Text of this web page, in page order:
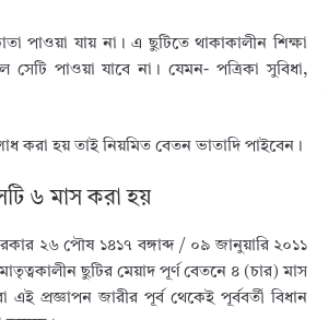
পাওয়া যায় না। এ ছুটিতে থাকাকালীন শিক্ষা
পাওয়া যাবে না। যেমন- পত্রিকা সুবিধা,
করা হয় তাই নিয়মিত বেতন ভাতাদি পাইবেন।
৬ মাস করা হয়
২৬ পৌষ ১৪১৭ বঙ্গাব্দ / ০৯ জানুয়ারি ২০১১
ছুটির মেয়াদ পূর্ণ বেতনে ৪ (চার) মাস
প্রজ্ঞাপন জারীর পূর্ব থেকেই পূর্ববর্তী বিধান